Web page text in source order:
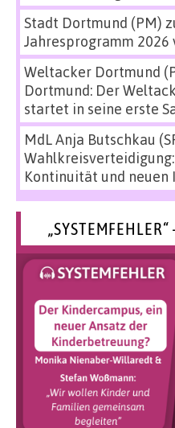
Stadt Dortmund (PM)
Jahresprogramm 2026
Weltacker Dortmund
Dortmund: Der
startet in seine erste
MdL Anja Butschkau
Kontinuität und neuen